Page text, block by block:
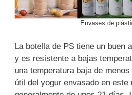
Envases de
La botella de PS tiene un buen
y es resistente a bajas
una temperatura baja de
útil del yogur envasado en este